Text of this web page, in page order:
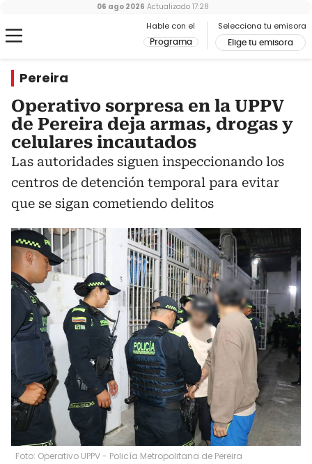
Hable con el
Programa
Selecciona tu emisora
Elige tu emisora
06 ago 2026 Actualizado 17:28
Pereira
Operativo sorpresa en la UPPV
de Pereira deja armas, drogas y
celulares incautados
Las autoridades siguen inspeccionando los
centros de detención temporal para evitar
que se sigan cometiendo delitos
Foto: Operativo UPPV - Policía Metropolitana de Pereira